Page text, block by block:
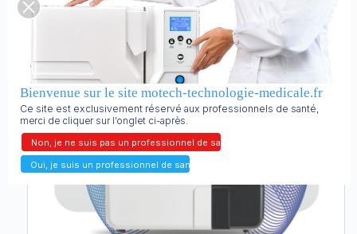
Oui, je suis un professionnel de santé.
Non, je ne suis pas un professionnel de santé.
merci de cliquer sur l’onglet ci-après.
Ce site est exclusivement réservé aux professionnels de santé,
Bienvenue sur le site motech-technologie-medicale.fr